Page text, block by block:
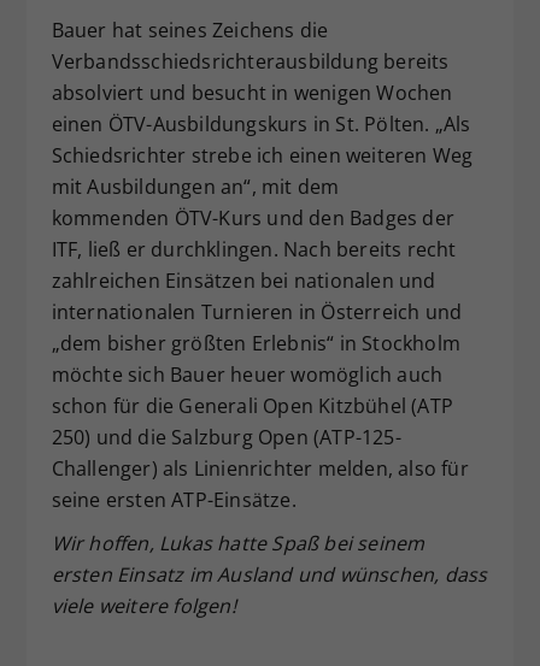
Bauer hat seines Zeichens die
Verbandsschiedsrichterausbildung bereits
absolviert und besucht in wenigen Wochen
einen ÖTV-Ausbildungskurs in St. Pölten. „Als
Schiedsrichter strebe ich einen weiteren Weg
mit Ausbildungen an“, mit dem
kommenden ÖTV-Kurs und den Badges der
ITF, ließ er durchklingen. Nach bereits recht
zahlreichen Einsätzen bei nationalen und
internationalen Turnieren in Österreich und
„dem bisher größten Erlebnis“ in Stockholm
möchte sich Bauer heuer womöglich auch
schon für die Generali Open Kitzbühel (ATP
250) und die Salzburg Open (ATP-125-
Challenger) als Linienrichter melden, also für
seine ersten ATP-Einsätze.
Wir hoffen, Lukas hatte Spaß bei seinem
ersten Einsatz im Ausland und wünschen, dass
viele weitere folgen!